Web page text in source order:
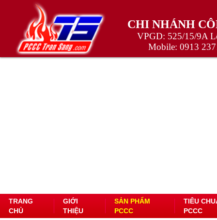
CHI NHÁNH
VPGD: 525/15/9A
Mobile: 0913
TRANG
CHỦ
GIỚI
THIỆU
SẢN PHẨM
PCCC
TIÊU
PCCC